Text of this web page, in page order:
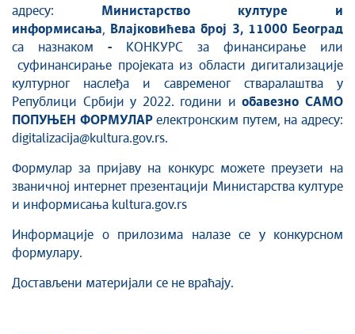
адресу: Министарство културе и
информисања
Влајковићева број 3, 11000 Београд
са назнаком -
КОНКУРС за финансирање или
суфинансирање проjеката из области дигитализације
културног наслеђа и савременог стваралаштва у
Републици Србиjи у 2022. години иобавезно САМО
ПОПУЊЕН ФОРМУЛАРелектронским путем, на адресу:
digitalizacija@kultura.gov.rs.
Формулар за пријаву на конкурс можете преузети на
званичној интернет презентацији Министарства културе
и информисања kultura.gov.rs
Информације о прилозима налазе се у конкурсном
формулару.
Достављени материјали се не враћају.